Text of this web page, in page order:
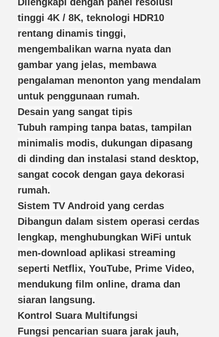
tinggi 4K / 8K, teknologi HDR10
rentang dinamis tinggi,
mengembalikan warna nyata dan
gambar yang jelas, membawa
pengalaman menonton yang mendalam
untuk penggunaan rumah.
Desain yang sangat tipis
Tubuh ramping tanpa batas, tampilan
minimalis modis, dukungan dipasang
di dinding dan instalasi stand desktop,
sangat cocok dengan gaya dekorasi
rumah.
Sistem TV Android yang cerdas
Dibangun dalam sistem operasi cerdas
lengkap, menghubungkan WiFi untuk
men-download aplikasi streaming
seperti Netflix, YouTube, Prime Video,
mendukung film online, drama dan
siaran langsung.
Kontrol Suara Multifungsi
Fungsi pencarian suara jarak jauh,